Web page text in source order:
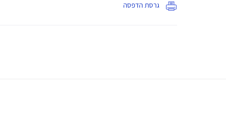
גרסת הדפסה